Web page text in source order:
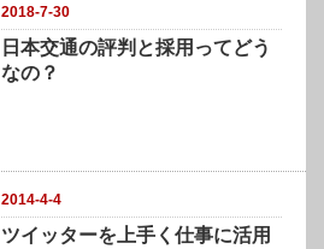
2018-7-30
日本交通の評判と採用ってどう
なの？
2014-4-4
ツイッターを上手く仕事に活用